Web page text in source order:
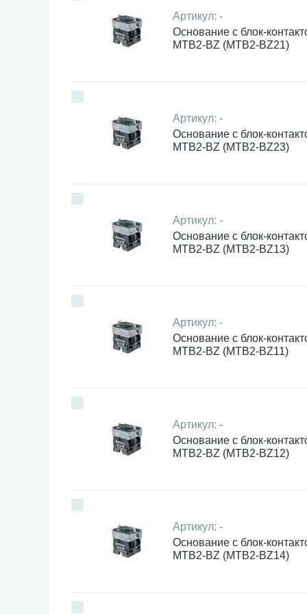
Артикул: -
Основание с блок-
MTB2-BZ (MTB2-BZ21)
Артикул: -
Основание с блок-
MTB2-BZ (MTB2-BZ23)
Артикул: -
Основание с блок-
MTB2-BZ (MTB2-BZ13)
Артикул: -
Основание с блок-
MTB2-BZ (MTB2-BZ11)
Артикул: -
Основание с блок-
MTB2-BZ (MTB2-BZ12)
Артикул: -
Основание с блок-
MTB2-BZ (MTB2-BZ14)